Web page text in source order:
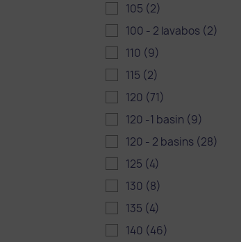
105 (2)
100 - 2 lavabos (2)
110 (9)
115 (2)
120 (71)
120 -1 basin (9)
120 - 2 basins (28)
125 (4)
130 (8)
135 (4)
140 (46)